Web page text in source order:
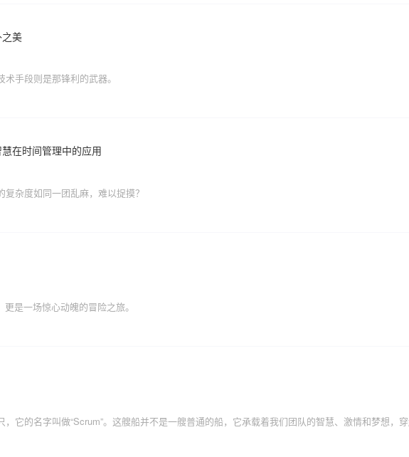
美
手段则是那锋利的武器。
在时间管理中的应用
杂度如同一团乱麻，难以捉摸？
是一场惊心动魄的冒险之旅。